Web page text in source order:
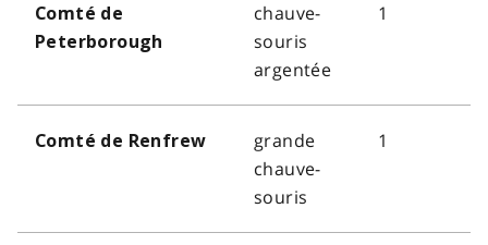
Comté de
Peterborough
chauve-
souris
argentée
1
Comté de Renfrew
grande
chauve-
souris
1